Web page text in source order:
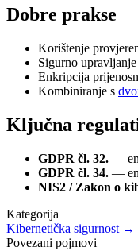
Dobre prakse
Korištenje
Sigurno
Enkripcija
Kombiniranje s
Ključna
GDPR čl. 32. —
GDPR čl. 34. —
NIS2 / Zakon o
Kategorija
Kibernetička sigurnost →
Povezani pojmovi